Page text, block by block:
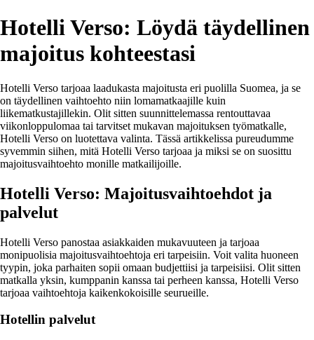
Hotelli Verso: Löydä täydellinen
majoitus kohteestasi
Hotelli Verso tarjoaa laadukasta majoitusta eri puolilla Suomea, ja se
on täydellinen vaihtoehto niin lomamatkaajille kuin
liikematkustajillekin. Olit sitten suunnittelemassa rentouttavaa
viikonloppulomaa tai tarvitset mukavan majoituksen työmatkalle,
Hotelli Verso on luotettava valinta. Tässä artikkelissa pureudumme
syvemmin siihen, mitä Hotelli Verso tarjoaa ja miksi se on suosittu
majoitusvaihtoehto monille matkailijoille.
Hotelli Verso: Majoitusvaihtoehdot ja
palvelut
Hotelli Verso panostaa asiakkaiden mukavuuteen ja tarjoaa
monipuolisia majoitusvaihtoehtoja eri tarpeisiin. Voit valita huoneen
tyypin, joka parhaiten sopii omaan budjettiisi ja tarpeisiisi. Olit sitten
matkalla yksin, kumppanin kanssa tai perheen kanssa, Hotelli Verso
tarjoaa vaihtoehtoja kaikenkokoisille seurueille.
Hotellin palvelut